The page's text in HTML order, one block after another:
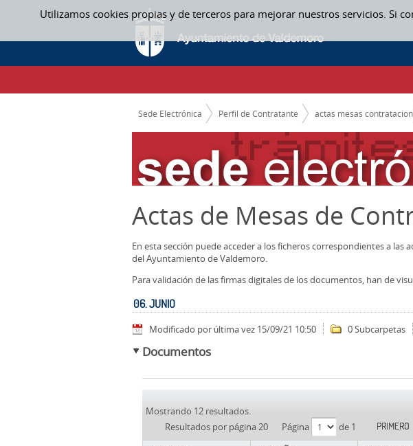
Utilizamos cookies propias y de terceros para mejorar nuestros servicios. Si
Saltar al contenido
06. JUNIO - ACTAS MESAS CONTRATACION
CAMINO DE MIGAS
Sede Electrónica Perfil de Contratante actas mesas contratacion
Actas de Mesas de
En esta sección puede acceder a los ficheros correspondientes a las
del Ayuntamiento de Valdemoro.
Para validación de las firmas digitales de los documentos, han de
06. JUNIO
Modificado por última vez 15/09/21 10:50 0 Subcarpetas
Documentos
Mostrando 12 resultados.
Resultados por página 20
Página de 1 PRIMERO